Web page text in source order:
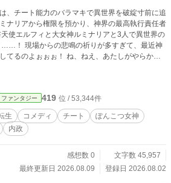
、チート能力のバラマキで異世界を破綻寸前に追
ナリアから権限を預かり、神界の最高執行責任者
天使エルフィと大女神ルミナリアと3人で異世界の
てるのよぉぉぉ！ ね、ねえ、あたしがやらかし
とかして頂戴！ あなたを神界の『最高執行責任
るため
完全に保障するって言うなら、相談に乗ってやら
タジー！
ファンタジー 419 位 / 53,344件
生 コメディ チート
ぽんこつ女神
内政
感想数 0
文字数 45,957
最終更新日 2026.08.09
登録日 2026.08.02